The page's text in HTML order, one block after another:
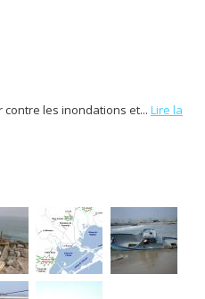
les inondations et... Lire la